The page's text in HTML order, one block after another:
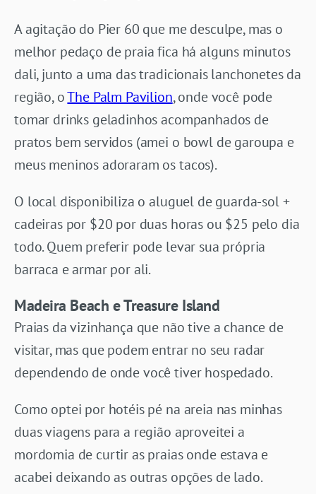
A agitação do Pier 60 que me desculpe, mas o
melhor pedaço de praia fica há alguns minutos
dali, junto a uma das tradicionais lanchonetes da
região, oThe Palm Pavilion, onde você pode
tomar drinks geladinhos acompanhados de
pratos bem servidos (amei o bowl de garoupa e
meus meninos adoraram os tacos).
O local disponibiliza o aluguel de guarda-sol +
cadeiras por $20 por duas horas ou $25 pelo dia
todo. Quem preferir pode levar sua própria
barraca e armar por ali.
Madeira Beach e Treasure Island
Praias da vizinhança que não tive a chance de
visitar, mas que podem entrar no seu radar
dependendo de onde você tiver hospedado.
Como optei por hotéis pé na areia nas minhas
duas viagens para a região aproveitei a
mordomia de curtir as praias onde estava e
acabei deixando as outras opções de lado.